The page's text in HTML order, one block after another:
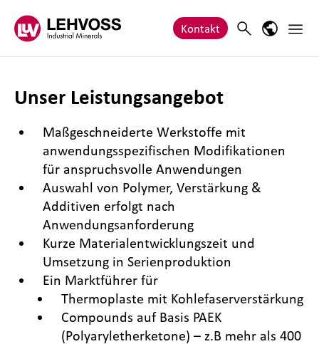
Kontakt SearchSprach-
Unser Leistungsangebot
Maßgeschneiderte Werkstoffe mit
anwendungsspezifischen Modifikationen
für anspruchsvolle Anwendungen
Auswahl von Polymer, Verstärkung &
Additiven erfolgt nach
Anwendungsanforderung
Kurze Materialentwicklungszeit und
Umsetzung in Serienproduktion
Ein Marktführer für
Thermoplaste mit Kohlefaserverstärkung
Compounds auf Basis PAEK
(Polyaryletherketone) – z.B mehr als 400